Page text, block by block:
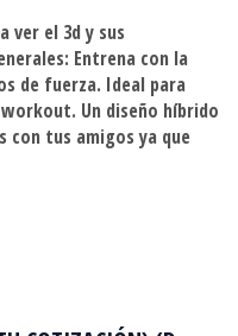
004
(PREGUNTA
POR
TU
COTIZACIÓN)
ver el 3d y sus
Entrena con la
de fuerza. Ideal para
Un diseño híbrido
con tus amigos ya que